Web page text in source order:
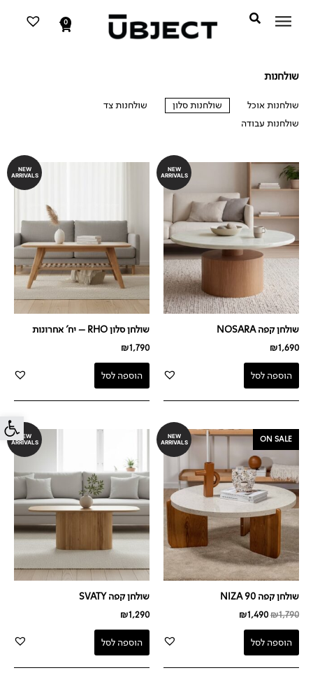
פתח
לתוכן
0
עגלת
קניות
שולחנות
שולחנות אוכל שולחנות סלון
שולחנות צד
שולחנות עבודה
שולחנות סלון
NEW
ARRIVALS
שולחן קפה NOSARA
₪1,690
הוספה לסל
NEW
ARRIVALS
שולחן סלון RHO – יח' אחרונות
₪1,790
הוספה לסל
ON SALE
NEW
ARRIVALS
שולחן קפה NIZA 90
₪1,790
המחיר
המקורי
היה:
₪1,790.
₪1,490
המחיר
הנוכחי
₪1,490.
הוספה לסל
NEW
ARRIVALS
שולחן קפה SVATY
₪1,290
הוספה לסל